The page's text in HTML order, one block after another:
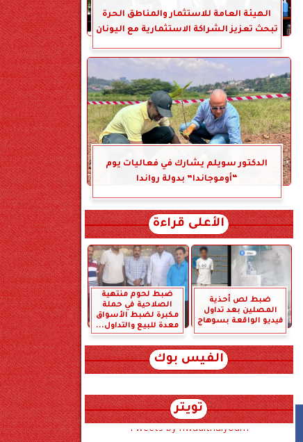
الهيئة العامة للاستثمار والمناطق الحرة
تبحث تعزيز الشراكة الاستثمارية مع اليونان
الدكتور سويلم يشارك في فعاليات يوم
“أوموجاندا” بدولة رواندا
الأعلى قراءة
ضبط لص أحذية
المصلين بعد تداول
فيديو الواقعة بسوهاج
ضبط لحوم منتهية
الصلاحية في حملة
مكبرة لضبط الأسواق
معدة للبيع والتداول...
الفيس بوك
تويتر
Tweets by hwadithalyoum